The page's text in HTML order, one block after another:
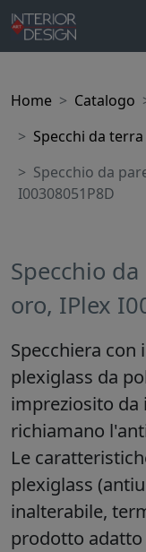
Home Catalogo
Specchi da
Specchio da
I00308051P8D
Specchio da
oro, IPlex
Specchiera
plexiglass da
impreziosito da
richiamano
Le
plexiglass
inalterabile,
prodotto adatto